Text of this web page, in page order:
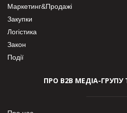
Маркетинг&Продажі
Закупки
Логістика
Закон
Події
ПРО В2В МЕДІА-ГРУПУ